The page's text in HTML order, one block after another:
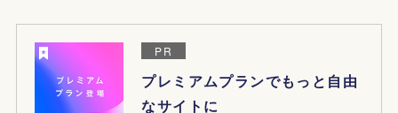
PR
プレミアムプランでもっと自由
なサイトに